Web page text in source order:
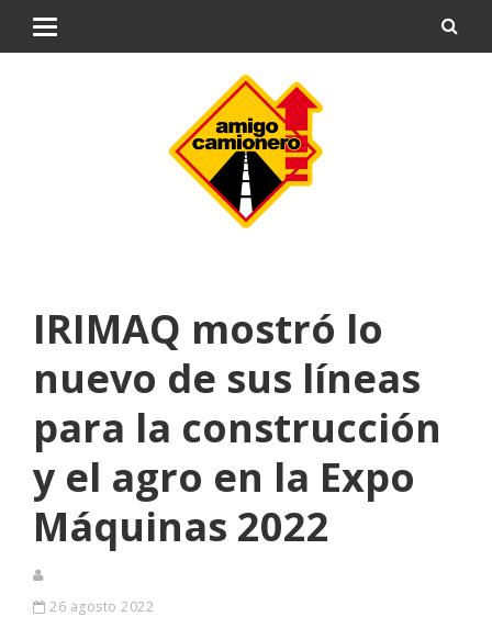
IRIMAQ mostró lo
nuevo de sus líneas
para la construcción
y el agro en la Expo
Máquinas 2022
26 agosto 2022